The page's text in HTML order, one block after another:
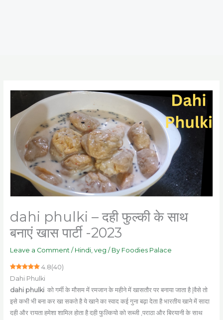
dahi phulki – दही फुल्की के साथ
बनाएं खास पार्टी -2023
Leave a Comment / Hindi, veg / By Foodies Palace
4.8(40)
Dahi Phulki
dahi phulkiको गर्मी के मौसम में रमजान के महीने में खासतौर पर बनाया जाता है |वैसे तो
इसे कभी भी बना कर खा सकते है ये खाने का स्वाद कई गुना बढ़ा देता है भारतीय खाने में सादा
दही और रायता हमेशा शामिल होता है दही फुल्कियो को सब्जी ,पराठा और बिरयानी के साथ